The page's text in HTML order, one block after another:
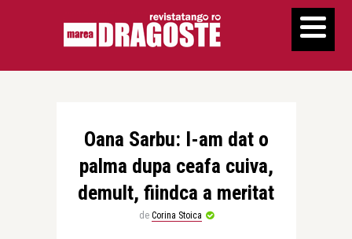
Oana Sarbu: I-am dat o
palma dupa ceafa cuiva,
demult, fiindca a meritat
de Corina Stoica